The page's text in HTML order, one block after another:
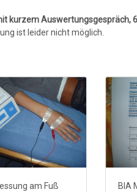
kurzem Auswertungsgespräch,
ist leider nicht möglich.
am Fuß BIA